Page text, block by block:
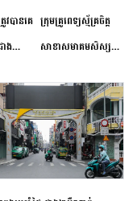
វបានគេ
ង
ែរ
ក្រុមគ្រូពេទ្យស្ម័គ្រចិត្ត
សាខាសមាគមសិស្ស
ខេត្តកំពង់ចាម ចុះពិនិត្យ
ពិគ្រោះជំងឺទូទៅ និងផ្តល់
ថ្នាំពេទ្យជូនប្រជាពលរដ្ឋ
រស់នៅសង្កាត់បឹងកុក